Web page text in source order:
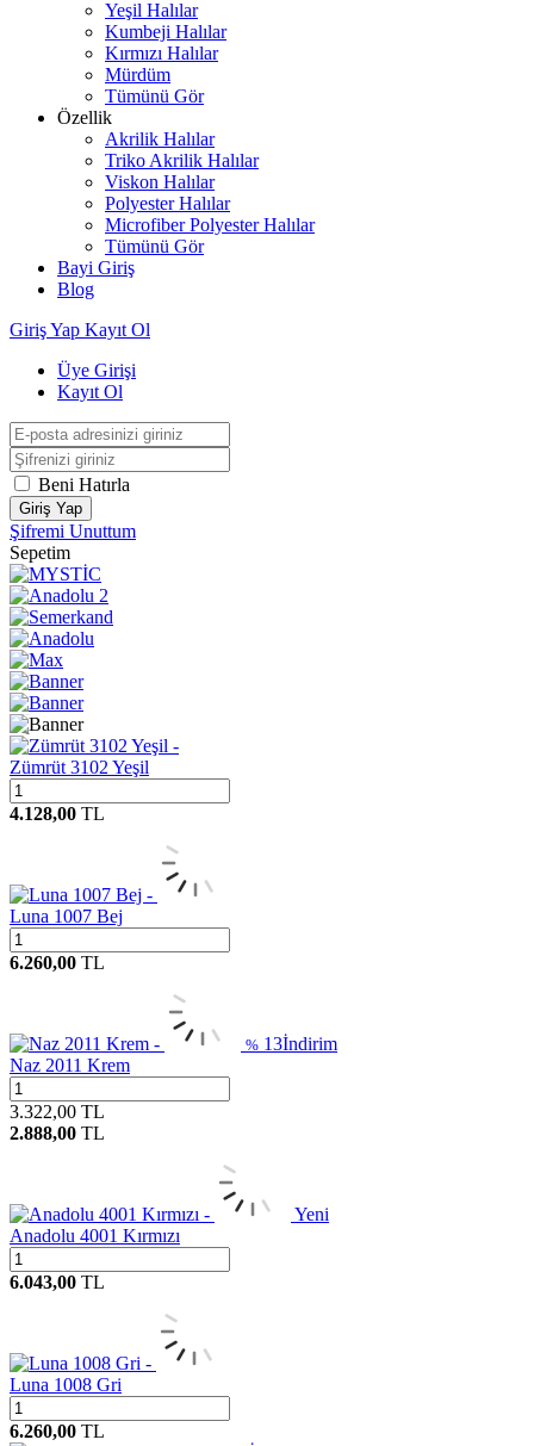
Yeşil Halılar
Kumbeji Halılar
Kırmızı Halılar
Mürdüm
Tümünü Gör
Özellik
Akrilik Halılar
Triko Akrilik Halılar
Viskon Halılar
Polyester Halılar
Microfiber Polyester Halılar
Tümünü Gör
Bayi Giriş
Blog
Giriş Yap Kayıt Ol
Üye Girişi
Kayıt Ol
Beni Hatırla
Giriş Yap
Şifremi Unuttum
Sepetim
Zümrüt 3102 Yeşil
4.128,00 TL
Luna 1007 Bej
6.260,00 TL
% 13İndirim
Naz 2011 Krem
3.322,00 TL
2.888,00 TL
Yeni
Anadolu 4001 Kırmızı
6.043,00 TL
Luna 1008 Gri
6.260,00 TL